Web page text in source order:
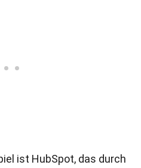
ist HubSpot, das durch